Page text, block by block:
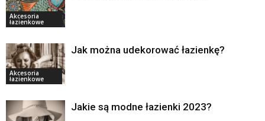
Akcesoria
łazienkowe
Akcesoria
łazienkowe
Jak można udekorować łazienkę?
Jakie są modne łazienki 2023?